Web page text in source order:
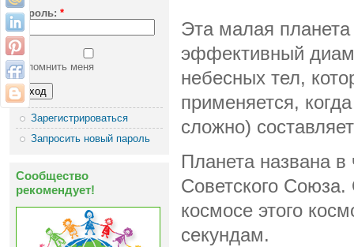
Пароль: *
Запомнить меня
Зарегистрироваться
Запросить новый пароль
Сообщество
рекомендует!
Эта малая
эффективный
небесных тел,
применяется,
сложно)
Планета названа в
Советского
космосе этого
секундам.